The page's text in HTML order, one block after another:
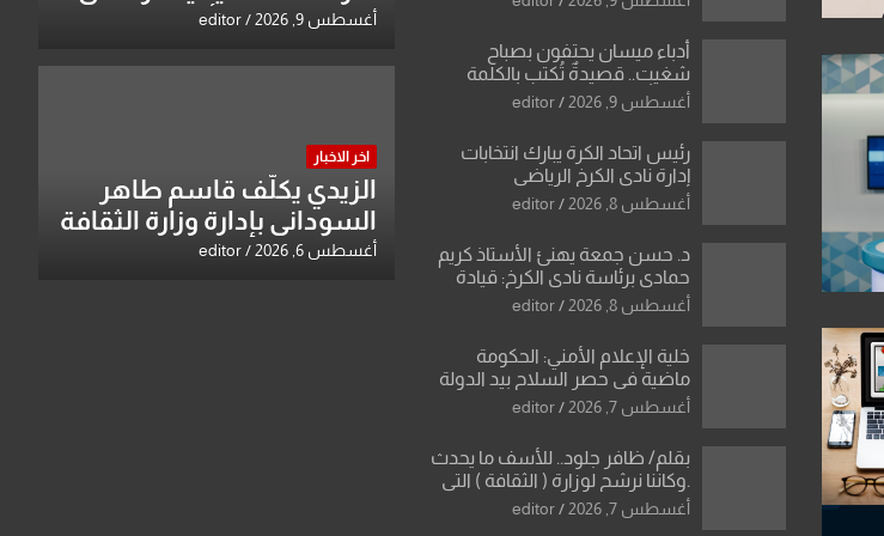
أدباء ميسان يحتفون بصباح
شغيت.. قصيدةٌ تُكتب بالكلمة
ولوحةٌ تنبض بجمال الخيل العربية
أغسطس 9, 2026 editor
رئيس اتحاد الكرة يبارك انتخابات
إدارة نادي الكرخ الرياضي
أغسطس 8, 2026 editor
د. حسن جمعة يهنئ الأستاذ كريم
حمادي برئاسة نادي الكرخ: قيادة
استثنائية ونقلة نوعية في الرياضة
أغسطس 8, 2026 editor
خلية الإعلام الأمني: الحكومة
ماضية في حصر السلاح بيد الدولة
دون رجعة
أغسطس 7, 2026 editor
بقلم/ ظافر جلود.. للأسف ما يحدث
.وكاننا نرشح لوزارة ( الثقافة ) التي
ماتت من زمان وزير يمثلها من
أغسطس 7, 2026 editor
اجتماع هيئة الرأي بوزارة
أغسطس 9, 2026 editor
اخر الاخبار
الزيدي يكلّف قاسم طاهر
السوداني بإدارة وزارة الثقافة
أغسطس 6, 2026 editor